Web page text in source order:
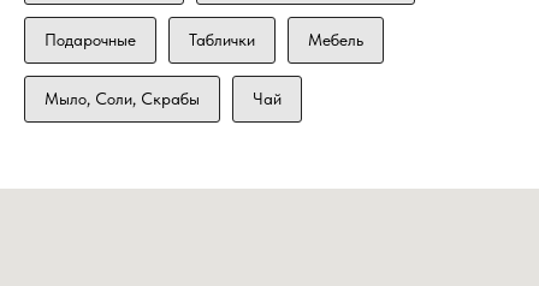
Подарочные Таблички Мебель
Мыло, Соли, Скрабы Чай